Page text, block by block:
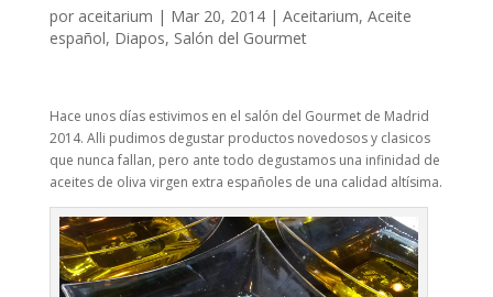
por aceitarium | Mar 20, 2014| Aceitarium, Aceite
español, Diapos, Salón del Gourmet
Hace unos días estivimos en el salón del Gourmet de Madrid
2014. Alli pudimos degustar productos novedosos y clasicos
que nunca fallan, pero ante todo degustamos una infinidad de
aceites de oliva virgen extra españoles de una calidad altísima.